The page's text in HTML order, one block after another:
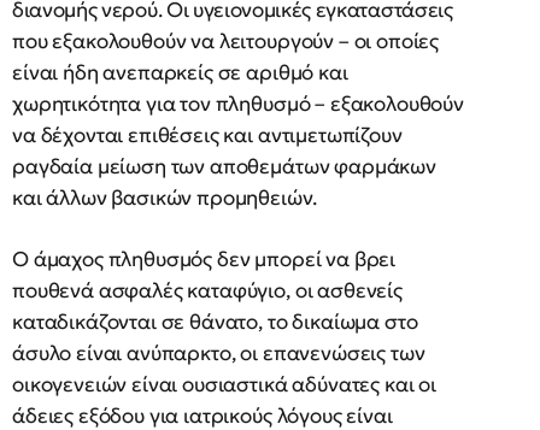
διανομής νερού. Οι υγειονομικές εγκαταστάσεις
που εξακολουθούν να λειτουργούν – οι οποίες
είναι ήδη ανεπαρκείς σε αριθμό και
χωρητικότητα για τον πληθυσμό – εξακολουθούν
να δέχονται επιθέσεις και αντιμετωπίζουν
ραγδαία μείωση των αποθεμάτων φαρμάκων
και άλλων βασικών προμηθειών.
Ο άμαχος πληθυσμός δεν μπορεί να βρει
πουθενά ασφαλές καταφύγιο, οι ασθενείς
καταδικάζονται σε θάνατο, το δικαίωμα στο
άσυλο είναι ανύπαρκτο, οι επανενώσεις των
οικογενειών είναι ουσιαστικά αδύνατες και οι
άδειες εξόδου για ιατρικούς λόγους είναι